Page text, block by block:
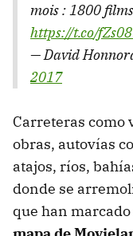
mois : 1800
https://t.co/
— David
2017
Carreteras como
obras, autovías
atajos, ríos,
donde se
que han